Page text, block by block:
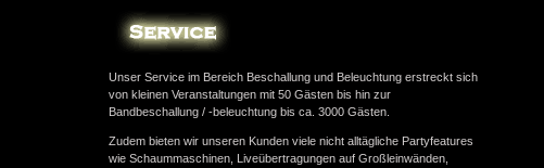
Unser Service im Bereich Beschallung und Beleuchtung erstreckt sich
von kleinen Veranstaltungen mit 50 Gästen bis hin zur
Bandbeschallung / -beleuchtung bis ca. 3000 Gästen.
Zudem bieten wir unseren Kunden viele nicht alltägliche Partyfeatures
wie Schaummaschinen, Liveübertragungen auf Großleinwänden,